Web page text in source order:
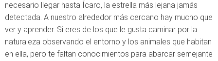
necesario llegar hasta Ícaro, la estrella más lejana jamás
detectada. A nuestro alrededor más cercano hay mucho que
ver y aprender. Si eres de los que le gusta caminar por la
naturaleza observando el entorno y los animales que habitan
en ella, pero te faltan conocimientos para abarcar semejante